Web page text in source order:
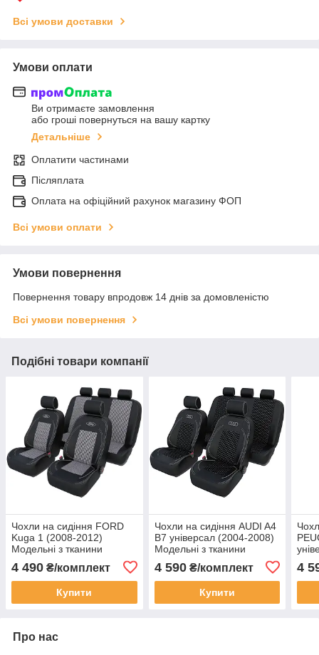
Всі умови доставки
Умови оплати
Ви отримаєте замовлення
або гроші повернуться на вашу картку
Детальніше
Оплатити частинами
Післяплата
Оплата на офіційний рахунок магазину ФОП
Всі умови оплати
Умови повернення
Повернення товару впродовж 14 днів за домовленістю
Всі умови повернення
Подібні товари компанії
Чохли на сидіння FORD
Kuga 1 (2008-2012)
Модельні з тканини
4 490 ₴/комплект
Купити
Чохли на сидіння AUDI A4
B7 універсал (2004-2008)
Модельні з тканини
4 590₴/комплект
Купити
4
Про нас